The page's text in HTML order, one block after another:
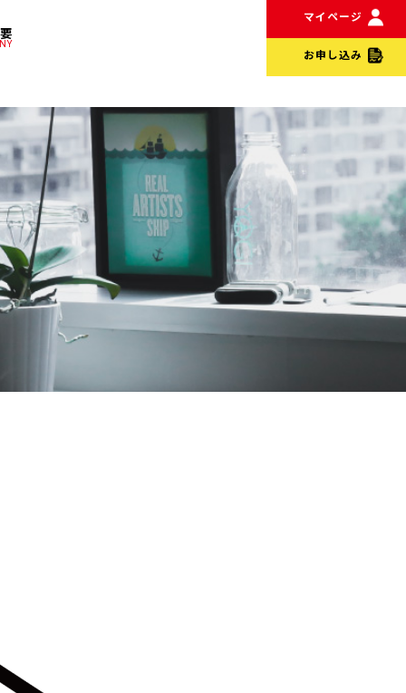
マイページ
お申し込み